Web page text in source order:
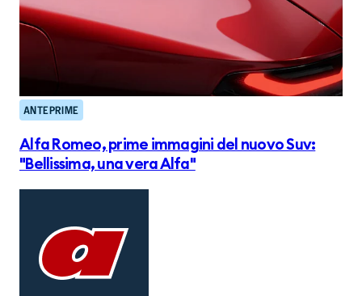
ANTEPRIME
Alfa Romeo, prime immagini del nuovo Suv:
"Bellissima, una vera Alfa"